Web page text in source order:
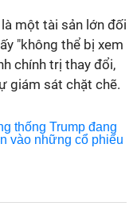
một tài sản lớn đối
"không thể bị xem
chính trị thay đổi,
giám sát chặt chẽ.